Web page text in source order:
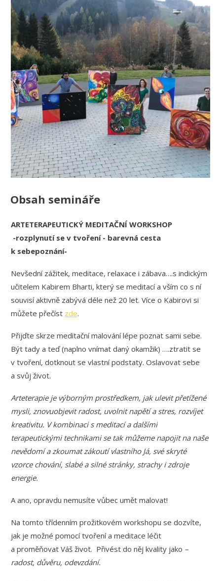
Obsah semináře
ARTETERAPEUTICKÝ MEDITAČNÍ WORKSHOP
-rozplynutí se v tvoření - barevná cesta
k sebepoznání-
Nevšední zážitek, meditace, relaxace i zábava….s indickým
učitelem Kabirem Bharti, který se meditací a vším co s ní
souvisí aktivně zabývá déle než 20 let. Více o Kabirovi si
můžete přečíst zde.
Přijďte skrze meditační malování lépe poznat sami sebe.
Být tady a teď (naplno vnímat daný okamžik) ….ztratit se
v tvoření, dotknout se vlastní podstaty. Oslavovat sebe
a svůj život.
Arteterapie je výborným prostředkem, jak ulevit přetížené
mysli, znovuobjevit radost, uvolnit napětí a stres, rozvíjet
kreativitu. V kombinaci s meditací a dalšími
terapeutickými technikami se tak můžeme napojit na naše
nevědomí a zkoumat zákoutí vlastního Já, své skryté
vzorce chování, slabé a silné stránky, strachy i zdroje
energie.
A ano, opravdu nemusíte vůbec umět malovat!
Na tomto třídenním prožitkovém workshopu se dozvíte,
jak je možné pomocí tvoření a meditace léčit
a proměňovat Váš život. Přivést do něj kvality jako –
radost, důvěru, odevzdání.